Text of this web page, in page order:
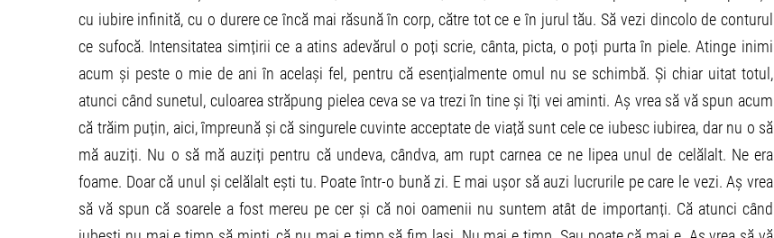
cu iubire infinită, cu o durere ce încă mai răsună în corp, către tot ce e în jurul tău. Să vezi dincolo de conturul
ce sufocă. Intensitatea simțirii ce a atins adevărul o poți scrie, cânta, picta, o poți purta în piele. Atinge inimi
acum și peste o mie de ani în același fel, pentru că esențialmente omul nu se schimbă. Și chiar uitat totul,
atunci când sunetul, culoarea străpung pielea ceva se va trezi în tine și îți vei aminti. Aș vrea să vă spun acum
că trăim puțin, aici, împreună și că singurele cuvinte acceptate de viață sunt cele ce iubesc iubirea, dar nu o să
mă auziți. Nu o să mă auziți pentru că undeva, cândva, am rupt carnea ce ne lipea unul de celălalt. Ne era
foame. Doar că unul și celălalt ești tu. Poate într-o bună zi. E mai ușor să auzi lucrurile pe care le vezi. Aș vrea
să vă spun că soarele a fost mereu pe cer și că noi oamenii nu suntem atât de importanți. Că atunci când